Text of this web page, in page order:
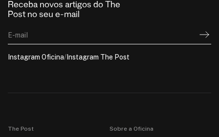
Receba novos artigos do The
Post no seu e-mail
E-mail
Instagram Oficina/ Instagram The Post
The Post Sobre a Oficina